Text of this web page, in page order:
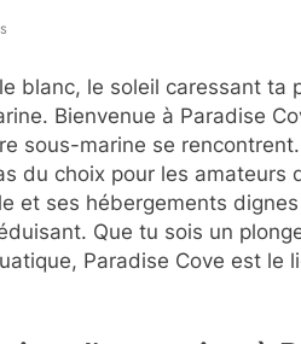
blanc, le soleil caressant ta
Bienvenue à Paradise
sous-marine se
du choix pour les
et ses hébergements dignes
Que tu sois un
Paradise Cove est le